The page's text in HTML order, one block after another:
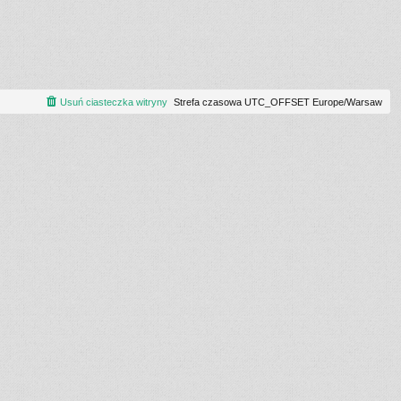
Strefa czasowa UTC_OFFSET Europe/Warsaw
Usuń ciasteczka witryny